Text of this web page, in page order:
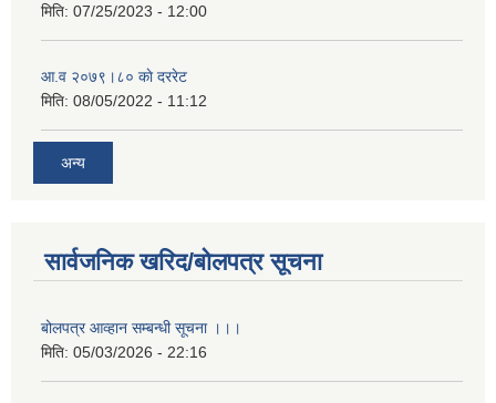
मिति: 07/25/2023 - 12:00
आ.व २०७९।८० काे दररेट
मिति: 08/05/2022 - 11:12
अन्य
सार्वजनिक खरिद/बोलपत्र सूचना
बोलपत्र आव्हान सम्बन्धी सूचना ।।।
मिति: 05/03/2026 - 22:16